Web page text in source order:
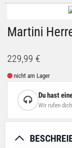
Martini
229,99 €
nicht am Lager
Du hast
Wir rufen